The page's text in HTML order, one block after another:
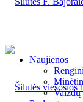
Naujienos
Vaizdų